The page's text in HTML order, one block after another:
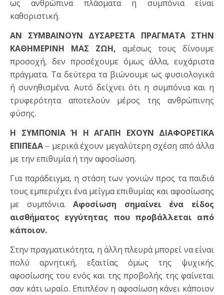
ως ανθρώπινα πλάσματα η συμπόνια είναι
καθοριστική.
ΑΝ ΣΥΜΒΑΙΝΟΥΝ ΔΥΣΑΡΕΣΤΑ ΠΡΑΓΜΑΤΑ ΣΤΗΝ
ΚΑΘΗΜΕΡΙΝΗ ΜΑΣ ΖΩΗ, αμέσως τους δίνουμε
προσοχή, δεν προσέχουμε όμως άλλα, ευχάριστα
πράγματα. Τα δεύτερα τα βιώνουμε ως φυσιολογικά
ή συνηθισμένα. Αυτό δείχνει ότι η συμπόνια και η
τρυφερότητα αποτελούν μέρος της ανθρώπινης
φύσης.
Η ΣΥΜΠΟΝΙΑ Ή Η ΑΓΑΠΗ ΕΧΟΥΝ ΔΙΑΦΟΡΕΤΙΚΑ
ΕΠΙΠΕΔΑ – μερικά έχουν μεγαλύτερη σχέση από άλλα
με την επιθυμία ή την αφοσίωση.
Για παράδειγμα, η στάση των γονιών προς τα παιδιά
τους εμπεριέχει ένα μείγμα επιθυμίας και αφοσίωσης
με συμπόνια.Αφοσίωση σημαίνει ένα είδος
αισθήματος εγγύτητας που προβάλλεται από
κάποιον.
Στην πραγματικότητα, η άλλη πλευρά μπορεί να είναι
πολύ αρνητική, εξαιτίας όμως της ψυχικής
αφοσίωσης του ενός και της προβολής της φαίνεται
σαν κάτι ωραίο. Επιπλέον η αφοσίωση κάνει κάποιον